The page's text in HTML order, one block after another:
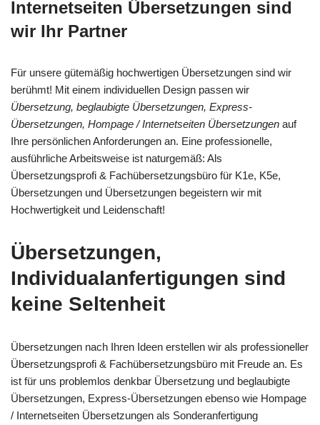
Internetseiten Übersetzungen sind
wir Ihr Partner
Für unsere gütemäßig hochwertigen Übersetzungen sind wir
berühmt! Mit einem individuellen Design passen wir
Übersetzung, beglaubigte Übersetzungen, Express-
Übersetzungen, Hompage / Internetseiten Übersetzungen auf
Ihre persönlichen Anforderungen an. Eine professionelle,
ausführliche Arbeitsweise ist naturgemäß: Als
Übersetzungsprofi & Fachübersetzungsbüro für K1e, K5e,
Übersetzungen und Übersetzungen begeistern wir mit
Hochwertigkeit und Leidenschaft!
Übersetzungen,
Individualanfertigungen sind
keine Seltenheit
Übersetzungen nach Ihren Ideen erstellen wir als professioneller
Übersetzungsprofi & Fachübersetzungsbüro mit Freude an. Es
ist für uns problemlos denkbar Übersetzung und beglaubigte
Übersetzungen, Express-Übersetzungen ebenso wie Hompage
/ Internetseiten Übersetzungen als Sonderanfertigung